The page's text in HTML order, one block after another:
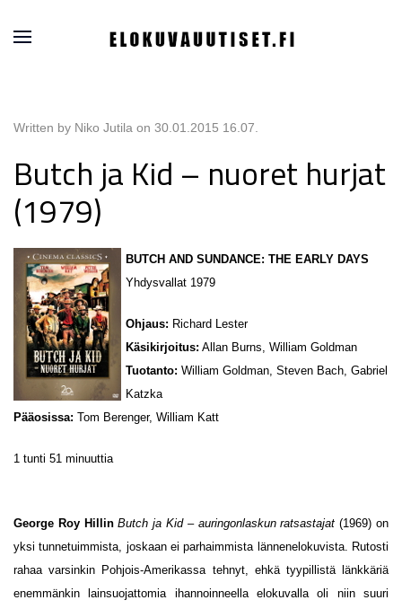
Written by Niko Jutila on 30.01.2015 16.07
Butch ja Kid – nuoret hurjat
(1979)
BUTCH AND SUNDANCE: THE EARLY DAYS
Yhdysvallat 1979
Ohjaus: Richard Lester
Käsikirjoitus: Allan Burns, William Goldman
Tuotanto: William Goldman, Steven Bach, Gabriel
Katzka
Pääosissa: Tom Berenger, William Katt
1 tunti 51 minuuttia
George Roy Hillin Butch ja Kid – auringonlaskun ratsastajat (1969) on
yksi tunnetuimmista, joskaan ei parhaimmista lännenelokuvista. Rutosti
rahaa varsinkin Pohjois-Amerikassa tehnyt, ehkä tyypillistä länkkäriä
enemmänkin lainsuojattomia ihannoinneella elokuvalla oli niin suuri